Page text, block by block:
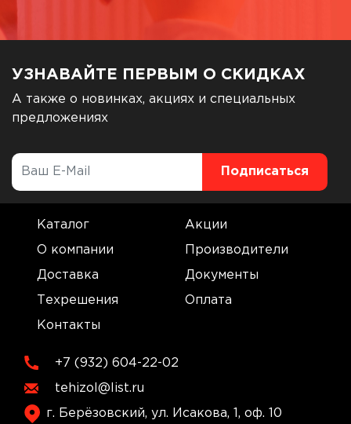
УЗНАВАЙТЕ ПЕРВЫМ О СКИДКАХ
А также о новинках, акциях и специальных
предложениях
Каталог Акции
О компании Производители
Доставка Документы
Техрешения Оплата
Контакты
+7 (932) 604-22-02
tehizol@list.ru
г. Берёзовский, ул. Исакова, 1, оф. 10